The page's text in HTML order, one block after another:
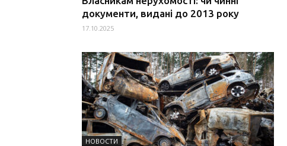
документи, видані до 2013 року
17.10.2025
НОВОСТИ